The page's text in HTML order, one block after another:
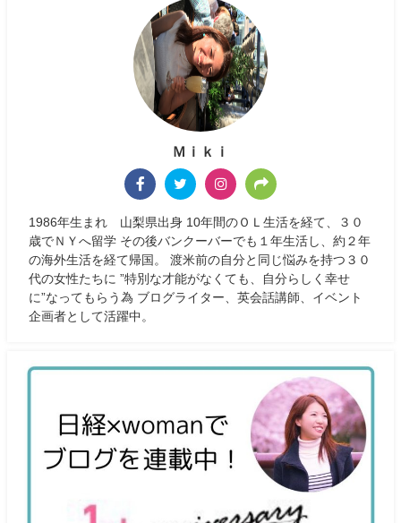
Ｍｉｋｉ
1986年生まれ 山梨県出身 10年間のＯＬ生活を経て、３０
歳でＮＹへ留学 その後バンクーバーでも１年生活し、約２年
の海外生活を経て帰国。 渡米前の自分と同じ悩みを持つ３０
代の女性たちに ”特別な才能がなくても、自分らしく幸せ
に”なってもらう為 ブログライター、英会話講師、イベント
企画者として活躍中。